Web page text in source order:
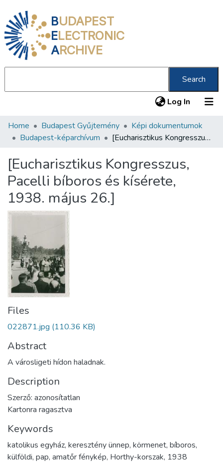
BUDAPEST
ELECTRONIC
ARCHIVE
Search
Log In (current)
Communities & Collections
Statistics
About us
Home Budapest Gyűjtemény
Képi dokumentumok
Budapest-képarchívum
[Eucharisztikus Kongresszus, Pacelli bíboros és kísérete, 1938. május 26.]
[Eucharisztikus Kongresszus,
Pacelli bíboros és kísérete,
1938. május 26.]
Files
022871.jpg (110.36 KB)
Abstract
A városligeti hídon haladnak.
Description
Szerző: azonosítatlan
Kartonra ragasztva
Keywords
katolikus egyház, keresztény ünnep, körmenet, bíboros,
külföldi, pap, amatőr fénykép, Horthy-korszak, 1938